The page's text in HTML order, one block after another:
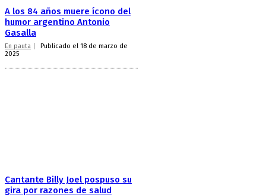
A los 84 años muere ícono del
humor argentino Antonio
Gasalla
En pauta
Publicado el 18 de marzo de
2025
Cantante Billy Joel pospuso su
gira por razones de salud